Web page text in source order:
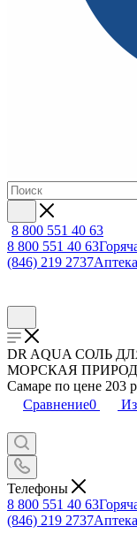
8 800 551 40 63
8 800 551 40 63
(846) 219 2737Аптека
DR AQUA СОЛЬ
МОРСКАЯ
Самаре по цене 203
Сравнение0
Телефоны
8 800 551 40 63
(846) 219 2737Аптека